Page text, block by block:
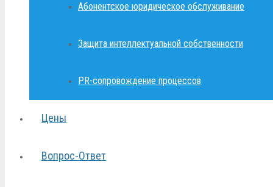
Абонентское юридическое обслуживание
Защита интеллектуальной собственности
PR-сопровождение процессов
Цены
Вопрос-Ответ